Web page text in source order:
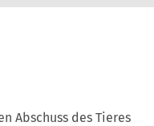
Abschuss des Tieres